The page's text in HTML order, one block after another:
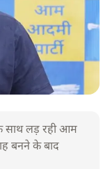
साथ लड़ रही आम
बनने के बाद